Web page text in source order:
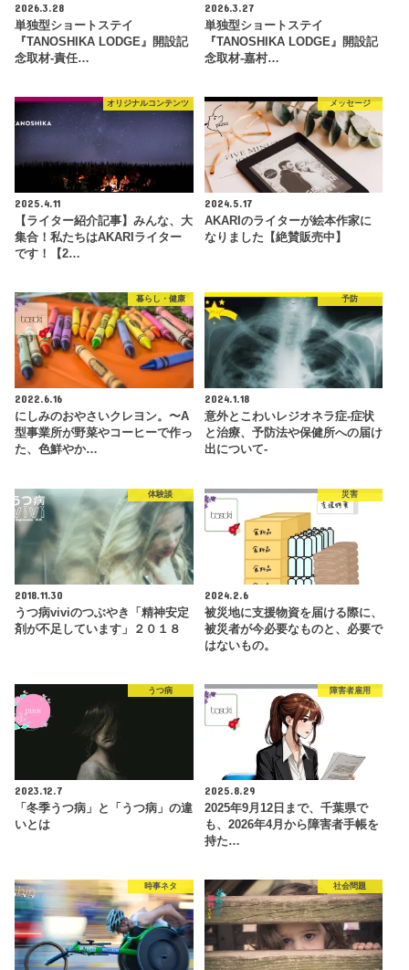
2026.3.28
単独型ショートステイ
『TANOSHIKA LODGE』開設記
念取材-責任…
2026.3.27
単独型ショートステイ
『TANOSHIKA LODGE』開設記
念取材-嘉村…
オリジナルコンテンツ
2025.4.11
【ライター紹介記事】みんな、大
集合！私たちはAKARIライター
です！【2…
メッセージ
2024.5.17
AKARIのライターが絵本作家に
なりました【絶賛販売中】
暮らし・健康
2022.6.16
にしみのおやさいクレヨン。〜A
型事業所が野菜やコーヒーで作っ
た、色鮮やか…
予防
2024.1.18
意外とこわいレジオネラ症-症状
と治療、予防法や保健所への届け
出について-
体験談
2018.11.30
うつ病viviのつぶやき「精神安定
剤が不足しています」２０１８
災害
2024.2.6
被災地に支援物資を届ける際に、
被災者が今必要なものと、必要で
はないもの。
うつ病
2023.12.7
「冬季うつ病」と「うつ病」の違
いとは
障害者雇用
2025.8.29
2025年9月12日まで、千葉県で
も、2026年4月から障害者手帳を
持た…
時事ネタ 社会問題